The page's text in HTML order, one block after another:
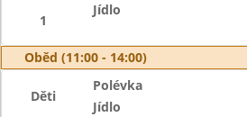
1
Jídlo
Oběd (11:00 - 14:00)
Děti
Polévka
Jídlo